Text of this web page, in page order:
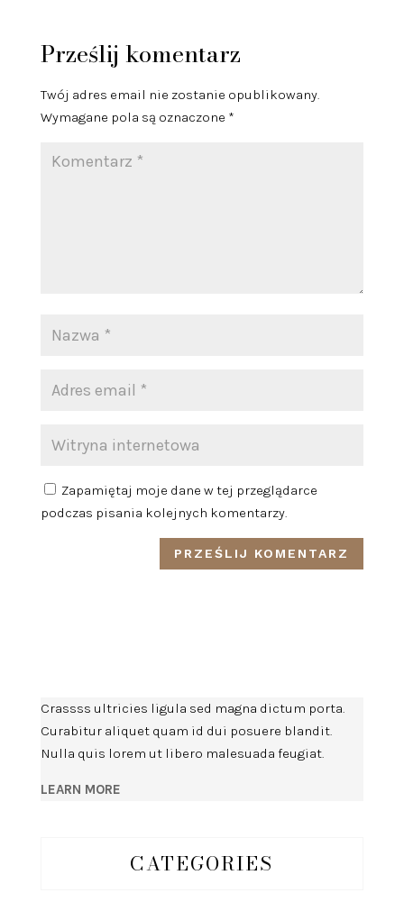
Prześlij komentarz
Twój adres email nie zostanie opublikowany.
Wymagane pola są oznaczone *
Zapamiętaj moje dane w tej przeglądarce
podczas pisania kolejnych komentarzy.
Crassss ultricies ligula sed magna dictum porta.
Curabitur aliquet quam id dui posuere blandit.
Nulla quis lorem ut libero malesuada feugiat.
LEARN MORE
CATEGORIES